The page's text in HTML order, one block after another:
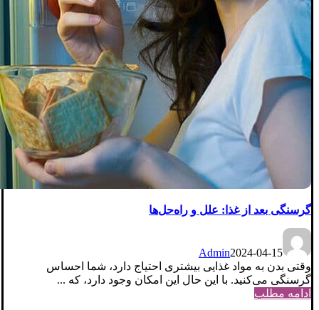
گرسنگی بعد از غذا: علل و راه‌حل‌ها
Admin2024-04-15
وقتی بدن به مواد غذایی بیشتری احتیاج دارد، شما احساس
گرسنگی می‌کنید. با این حال این امکان وجود دارد، که ...
ادامه مطلب